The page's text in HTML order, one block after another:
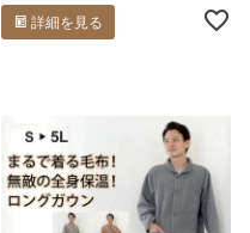
詳細を見る